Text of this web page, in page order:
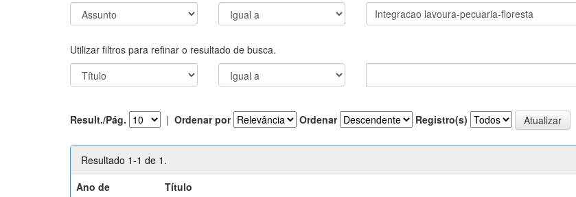
Utilizar filtros para refinar o resultado de busca.
Result./Pág. | Ordenar por Ordenar Registro(s)
Resultado 1-1 de 1.
Ano de
Título